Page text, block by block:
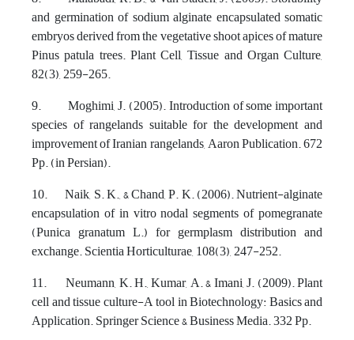
and germination of sodium alginate encapsulated somatic
embryos derived from the vegetative shoot apices of mature
Pinus patula trees. Plant Cell, Tissue and Organ Culture,
82(3), 259-265.
9. Moghimi, J. (2005). Introduction of some important
species of rangelands suitable for the development and
improvement of Iranian rangelands, Aaron Publication. 672
Pp. (in Persian).
10. Naik, S. K., & Chand, P. K. (2006). Nutrient-alginate
encapsulation of in vitro nodal segments of pomegranate
(Punica granatum L.) for germplasm distribution and
exchange. Scientia Horticulturae, 108(3), 247-252.
11. Neumann, K. H., Kumar, A. & Imani, J. (2009). Plant
cell and tissue culture-A tool in Biotechnology: Basics and
Application. Springer Science & Business Media. 332 Pp.